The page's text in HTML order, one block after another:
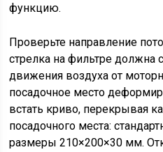
функцию.
Проверьте направление
стрелка на фильтре должна
движения воздуха от
посадочное место
встать криво, перекрывая
посадочного места:
размеры 210×200×30 мм.